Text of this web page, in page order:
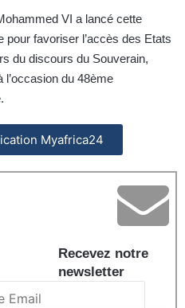
VI a lancé cette
pour favoriser l’accès des Etats
du discours du Souverain,
l’occasion du 48ème
Myafrica24
Recevez notre
newsletter